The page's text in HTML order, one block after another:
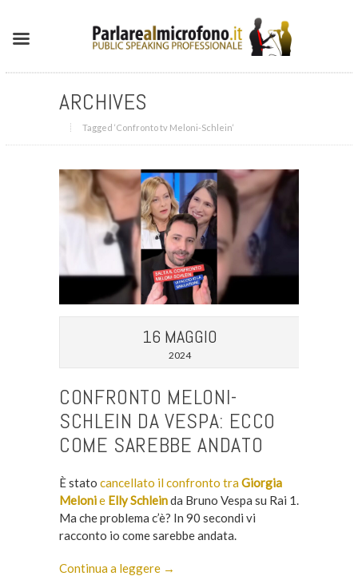
ARCHIVES
Tagged ‘Confronto tv Meloni-Schlein‘
16 MAGGIO
2024
CONFRONTO MELONI-
SCHLEIN DA VESPA: ECCO
COME SAREBBE ANDATO
È stato cancellato il confronto traGiorgia
Melonie Elly Schleinda Bruno Vespa su Rai 1.
Ma che problema c’è? In 90 secondi vi
racconto io come sarebbe andata.
Continua a leggere →